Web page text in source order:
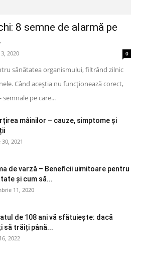
8 semne de alarmă pe
2020 0
sănătatea organismului, filtrând zilnic
Când aceștia nu funcționează corect,
pe care...
mâinilor – cauze, simptome și
2021
de varză – Beneficii uimitoare pentru
și cum să...
11, 2020
de 108 ani vă sfătuiește: dacă
să trăiți până...
2022